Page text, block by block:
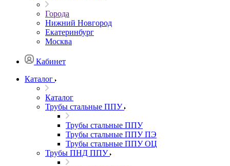
Города
Нижний Новгород
Екатеринбург
Москва
Кабинет
Каталог
Каталог
Трубы стальные ППУ
Трубы стальные ППУ
Трубы стальные ППУ ПЭ
Трубы стальные ППУ ОЦ
Трубы ПНД ППУ